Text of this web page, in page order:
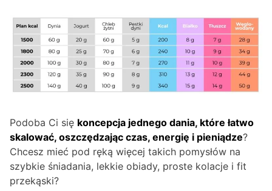
Podoba Ci się koncepcja jednego dania, które łatwo
skalować, oszczędzając czas, energię i pieniądze?
Chcesz mieć pod ręką więcej takich pomysłów na
szybkie śniadania, lekkie obiady, proste kolacje i fit
przekąski?